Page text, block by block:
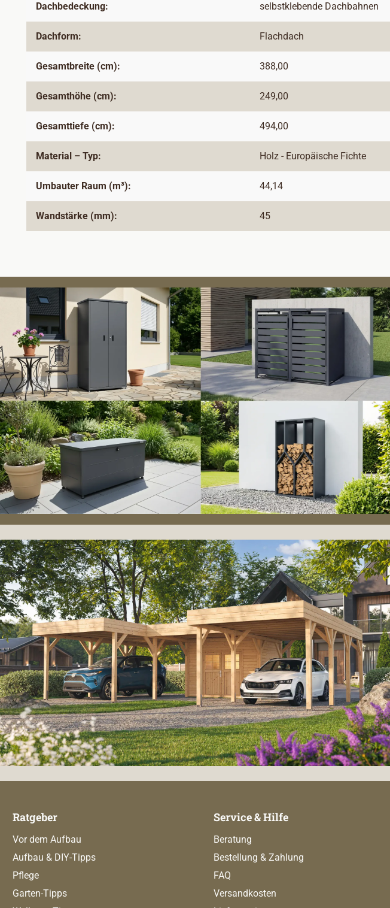
Dachbedeckung: selbstklebende Dachbahnen
Dachform: Flachdach
Gesamtbreite (cm): 388,00
Gesamthöhe (cm): 249,00
Gesamttiefe (cm): 494,00
Material – Typ: Holz - Europäische Fichte
Umbauter Raum (m³): 44,14
Wandstärke (mm): 45
Ratgeber
Vor dem Aufbau
Aufbau & DIY-Tipps
Pflege
Garten-Tipps
Service & Hilfe
Beratung
Bestellung & Zahlung
FAQ
Versandkosten